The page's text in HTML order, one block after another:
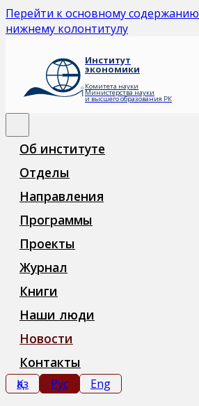
Перейти к основному содержанию
нижнему колонтитулу
Институт
экономики
Комитета науки
Министерства науки
и высшего образования РК
Об институте
Отделы
Направления
Программы
Проекты
Журнал
Книги
Наши люди
Новости
Контакты
Қаз Рус Eng